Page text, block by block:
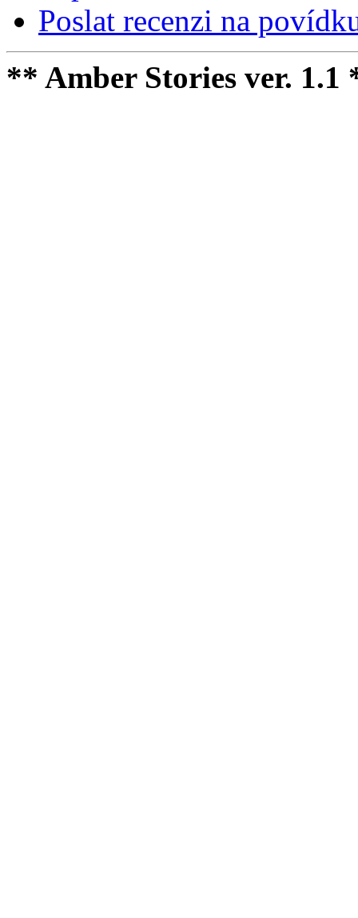
Poslat recenzi na
** Amber Stories ver. 1.1